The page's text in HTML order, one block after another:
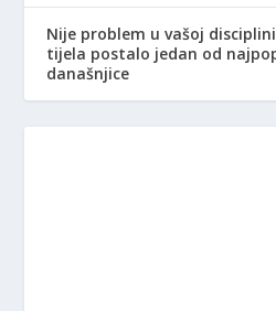
Nije problem u vašoj
tijela postalo jedan od
današnjice